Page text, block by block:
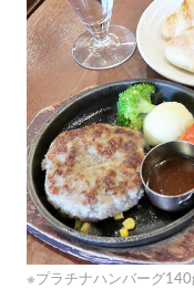
※プラチナハンバーグ